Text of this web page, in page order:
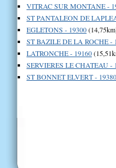
VITRAC SUR MONTANE -
ST PANTALEON DE
EGLETONS - 19300
ST BAZILE DE LA ROCHE -
LATRONCHE - 19160
SERVIERES LE CHATEAU -
ST BONNET ELVERT - 19380